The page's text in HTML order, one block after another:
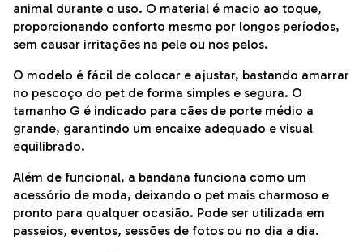
animal durante o uso. O material é macio ao toque,
proporcionando conforto mesmo por longos períodos,
sem causar irritações na pele ou nos pelos.
O modelo é fácil de colocar e ajustar, bastando amarrar
no pescoço do pet de forma simples e segura. O
tamanho G é indicado para cães de porte médio a
grande, garantindo um encaixe adequado e visual
equilibrado.
Além de funcional, a bandana funciona como um
acessório de moda, deixando o pet mais charmoso e
pronto para qualquer ocasião. Pode ser utilizada em
passeios, eventos, sessões de fotos ou no dia a dia.